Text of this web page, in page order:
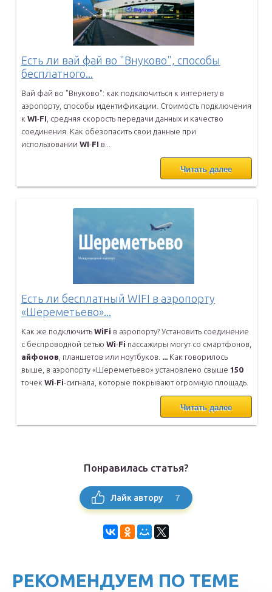
Есть ли вай фай во "Внуково", способы
бесплатного...
Вай фай во "Внуково": как подключиться к интернету в
аэропорту, способы идентификации. Стоимость подключения
к WI-FI средняя скорость передачи данных и качество
соединения. Как обезопасить свои данные при
использовании WI-FI в...
Читать далее
Есть ли бесплатный WIFI в аэропорту
«Шереметьево»...
Как же подключить WiFi в аэропорту? Установить соединение
с беспроводной сетью Wi-Fi пассажиры могут со смартфонов,
айфонов планшетов или ноутбуков. ... Как говорилось
выше, в аэропорту «Шереметьево» установлено свыше 150
точек Wi-Fi-сигнала, которые покрывают огромную площадь.
Читать далее
Понравилась статья?
Лайк автору 7
РЕКОМЕНДУЕМ ПО ТЕМЕ